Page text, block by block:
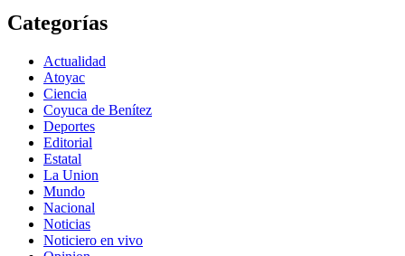
Categorías
Actualidad
Atoyac
Ciencia
Coyuca de Benítez
Deportes
Editorial
Estatal
La Union
Mundo
Nacional
Noticias
Noticiero en vivo